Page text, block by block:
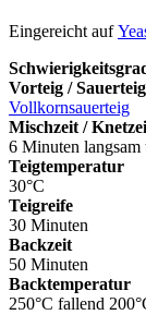
Eingereicht auf
Vorteig / Sauerteig
Vollkornsauerteig
Mischzeit /
6 Minuten
Teigtemperatur
30°C
Teigreife
30 Minuten
Backzeit
50 Minuten
Backtemperatur
250°C fallend